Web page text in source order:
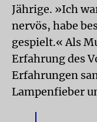
Jährige. »Ich
nervös, habe
gespielt.« Als
Erfahrung des
Erfahrungen
Lampenfieber